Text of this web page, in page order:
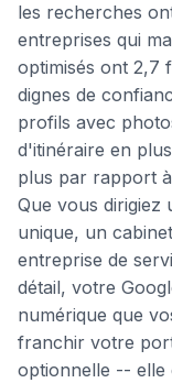
les recherches
entreprises qui
optimisés ont 2,7
dignes de
profils avec
d'itinéraire en
plus par rapport
Que vous dirigiez
unique, un
entreprise de
détail, votre
numérique que
franchir votre
optionnelle -- elle